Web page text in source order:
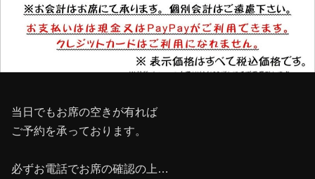
当日でもお席の空きが有れば
ご予約を承っております。
必ずお電話でお席の確認の上…